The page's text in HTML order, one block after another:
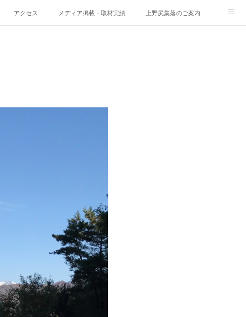
アクセス メディア掲載・取材実績 上野尻集落のご案内